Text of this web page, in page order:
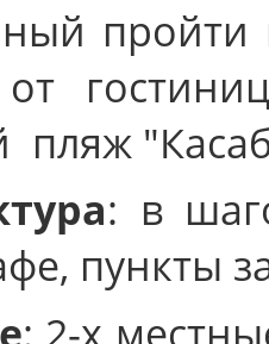
: в
пункты
: 2-х